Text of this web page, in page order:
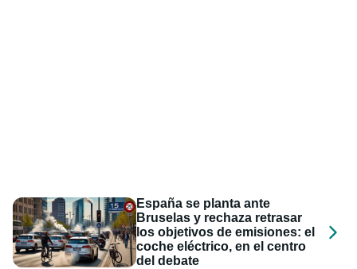
España se planta ante
Bruselas y rechaza retrasar
los objetivos de emisiones: el
coche eléctrico, en el centro
del debate